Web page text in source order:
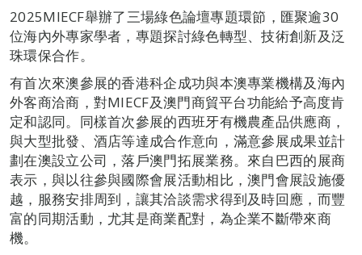
2025MIECF舉辦了三場綠色論壇專題環節，匯聚逾30
位海內外專家學者，專題探討綠色轉型、技術創新及泛
珠環保合作。
有首次來澳參展的香港科企成功與本澳專業機構及海內
外客商洽商，對MIECF及澳門商貿平台功能給予高度肯
定和認同。同樣首次參展的西班牙有機農產品供應商，
與大型批發、酒店等達成合作意向，滿意參展成果並計
劃在澳設立公司，落戶澳門拓展業務。來自巴西的展商
表示，與以往參與國際會展活動相比，澳門會展設施優
越，服務安排周到，讓其洽談需求得到及時回應，而豐
富的同期活動，尤其是商業配對，為企業不斷帶來商
機。